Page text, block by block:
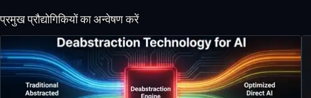
प्रमुख प्रौद्योगिकियों का अन्वेषण करें